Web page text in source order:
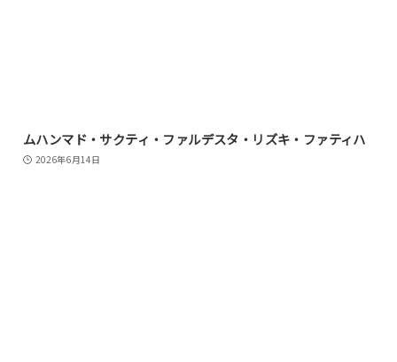
ムハンマド・サクティ・ファルデスタ・リズキ・ファティハ
2026年6月14日